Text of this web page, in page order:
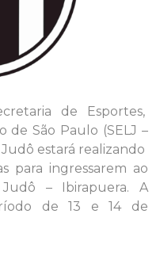
de Esportes,
de São Paulo (SELJ –
estará realizando
para ingressarem ao
– Ibirapuera. A
de 13 e 14 de